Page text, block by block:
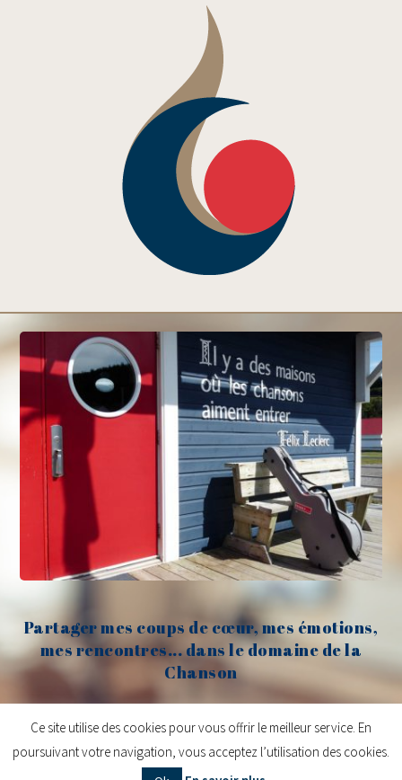
Partager mes coups de cœur, mes émotions,
mes rencontres... dans le domaine de la
Chanson
Claude Fèvre
Claude Fèvre | Chanter c'est lancer des balles
Ce site utilise des cookies pour vous offrir le meilleur service. En
poursuivant votre navigation, vous acceptez l’utilisation des cookies.